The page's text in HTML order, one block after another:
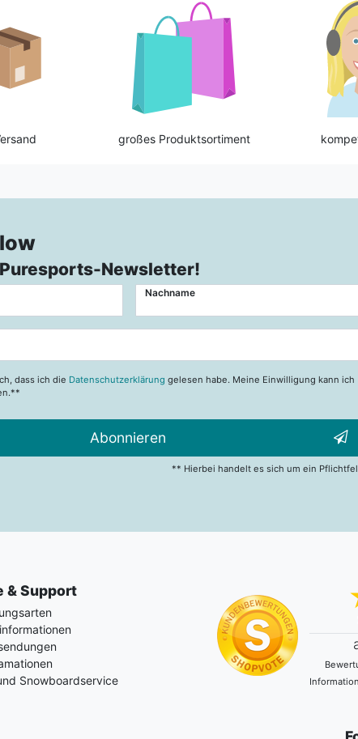
großes Produktsortiment
Newsletter!
Nachname
dass ich die Datenschutzerklärung gelesen habe. Meine Einwilligung kann ich
Abonnieren
** Hierbei handelt es sich um ein
& Support
Snowboardservice